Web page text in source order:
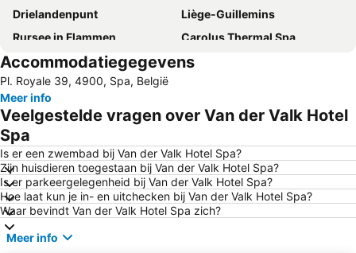
Drielandenpunt
Liège-Guillemins
Rursee in Flammen
Carolus Thermal Spa
Station Maastricht
Eifel National Park
Barrage et Lac de Nisramont
Banneux Notre-Dame
MECC
Aachen Central Railway Station
Place Saint-Lambert
Mondoverde
City Centre
Barrage de la Gileppe
Monde Sauvage Safari Parc
L'Abbaye du Val Dieu
Marché de Noël d'Aix-la-Chapelle
Centre Nature Botrange
Wintersportparadijs SnowWorld Landgraaf
Accommodatiegegevens
Pl. Royale 39, 4900, Spa, België
Meer info
Veelgestelde vragen over Van der Valk Hotel
Spa
Is er een zwembad bij Van der Valk Hotel Spa?
Zijn huisdieren toegestaan bij Van der Valk Hotel Spa?
Is er parkeergelegenheid bij Van der Valk Hotel Spa?
Hoe laat kun je in- en uitchecken bij Van der Valk Hotel Spa?
Waar bevindt Van der Valk Hotel Spa zich?
Meer info